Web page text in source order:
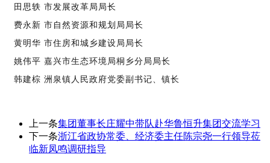
田思轶 市发展改革局局长
费永新 市自然资源和规划局局长
黄明华 市住房和城乡建设局局长
姚伟平 嘉兴市生态环境局桐乡分局局长
韩建棕 洲泉镇人民政府党委副书记、镇长
上一条集团董事长庄耀中带队赴华鲁恒升集团交流学习
下一条浙江省政协常委、经济委主任陈宗尧一行领导莅
临新凤鸣调研指导